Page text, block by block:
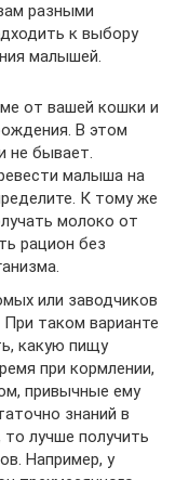
разными
к выбору
малышей.
от вашей кошки и
В этом
не бывает.
малыша на
К тому же
молоко от
рацион без
или заводчиков
таком варианте
какую пищу
при кормлении,
привычные ему
знаний в
лучше получить
Например, у